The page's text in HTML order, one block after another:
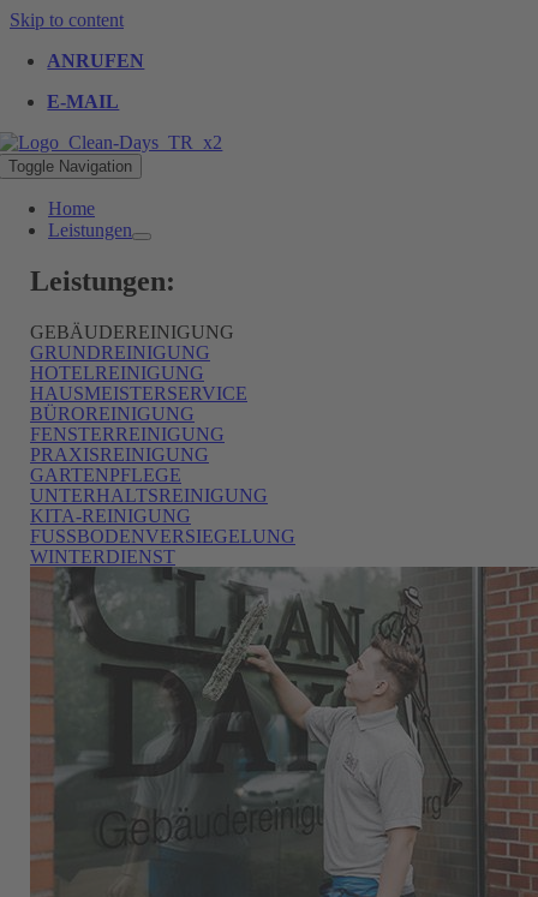
Skip to content
ANRUFEN
E-MAIL
Toggle Navigation
Home
Leistungen
Leistungen:
GEBÄUDEREINIGUNG
GRUNDREINIGUNG
HOTELREINIGUNG
HAUSMEISTERSERVICE
BÜROREINIGUNG
FENSTERREINIGUNG
PRAXISREINIGUNG
GARTENPFLEGE
UNTERHALTSREINIGUNG
KITA-REINIGUNG
FUSSBODENVERSIEGELUNG
WINTERDIENST